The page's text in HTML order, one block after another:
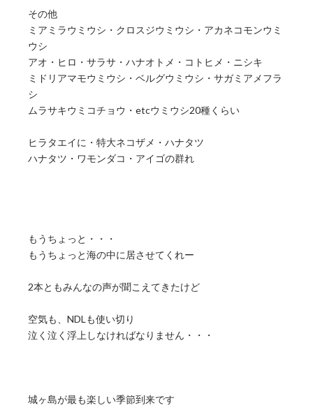
その他
ミアミラウミウシ・クロスジウミウシ・アカネコモンウミ
ウシ
アオ・ヒロ・サラサ・ハナオトメ・コトヒメ・ニシキ
ミドリアマモウミウシ・ベルグウミウシ・サガミアメフラ
シ
ムラサキウミコチョウ・etcウミウシ20種くらい
ヒラタエイに・特大ネコザメ・ハナタツ
ハナタツ・ワモンダコ・アイゴの群れ
もうちょっと・・・
もうちょっと海の中に居させてくれー
2本ともみんなの声が聞こえてきたけど
空気も、NDLも使い切り
泣く泣く浮上しなければなりません・・・
城ヶ島が最も楽しい季節到来です